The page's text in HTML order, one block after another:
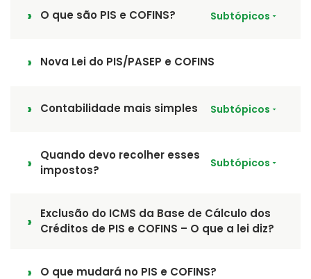
O que são PIS e COFINS? Subtópicos
Nova Lei do PIS/PASEP e COFINS
Contabilidade mais simples Subtópicos
Quando devo recolher esses
impostos?
Subtópicos
Exclusão do ICMS da Base de Cálculo dos
Créditos de PIS e COFINS – O que a lei diz?
O que mudará no PIS e COFINS?